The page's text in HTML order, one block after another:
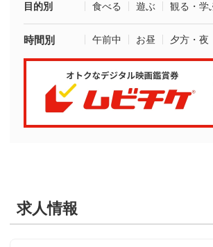
目的別 食べる 遊ぶ 観る・学
時間別 午前中 お昼 夕方・夜
求人情報